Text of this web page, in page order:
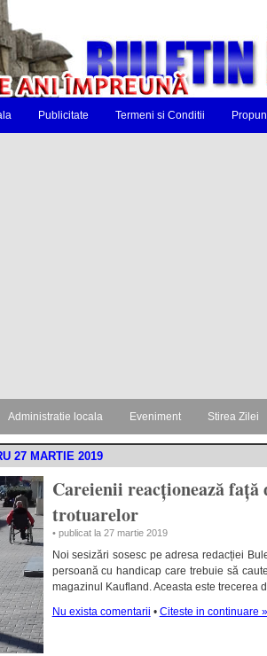
Publicitate Termeni si Conditii
Administratie locala Eveniment Stirea Zilei
27 MARTIE 2019
Careienii reacționează
trotuarelor
• publicat la 27 martie 2019
Noi sesizări sosesc pe adresa redacției
persoană cu handicap care trebuie să
magazinul Kaufland. Aceasta este trecerea
Nu exista comentarii • Citeste in continuare »